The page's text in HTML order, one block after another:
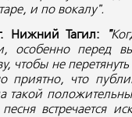
и по вокалу".
Нижний Тагил:
"
особенно
не перетянуть
приятно, что
такой
встречается